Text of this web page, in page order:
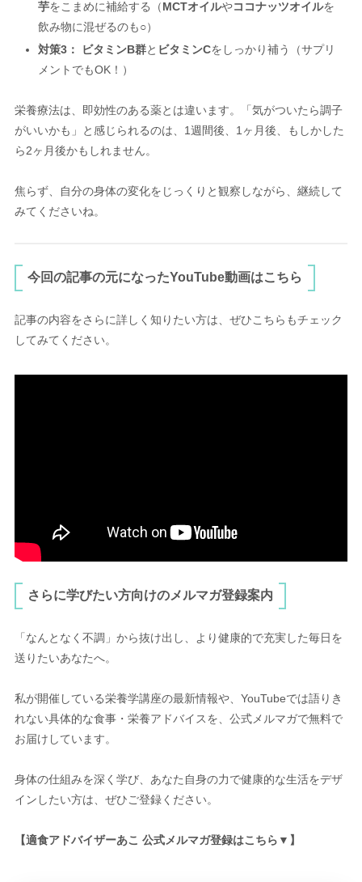
芋をこまめに補給する（MCTオイルやココナッツオイルを
飲み物に混ぜるのも○）
対策3：
ビタミンB群と ビタミンCをしっかり補う（サプリ
メントでもOK！）
栄養療法は、即効性のある薬とは違います。「気がついたら調子
がいいかも」と感じられるのは、1週間後、1ヶ月後、もしかした
ら2ヶ月後かもしれません。
焦らず、自分の身体の変化をじっくりと観察しながら、継続して
みてくださいね。
今回の記事の元になったYouTube動画はこちら
記事の内容をさらに詳しく知りたい方は、ぜひこちらもチェック
してみてください。
さらに学びたい方向けのメルマガ登録案内
「なんとなく不調」から抜け出し、より健康的で充実した毎日を
送りたいあなたへ。
私が開催している栄養学講座の最新情報や、YouTubeでは語りき
れない具体的な食事・栄養アドバイスを、公式メルマガで無料で
お届けしています。
身体の仕組みを深く学び、あなた自身の力で健康的な生活をデザ
インしたい方は、ぜひご登録ください。
【適食アドバイザーあこ 公式メルマガ登録はこちら▼】